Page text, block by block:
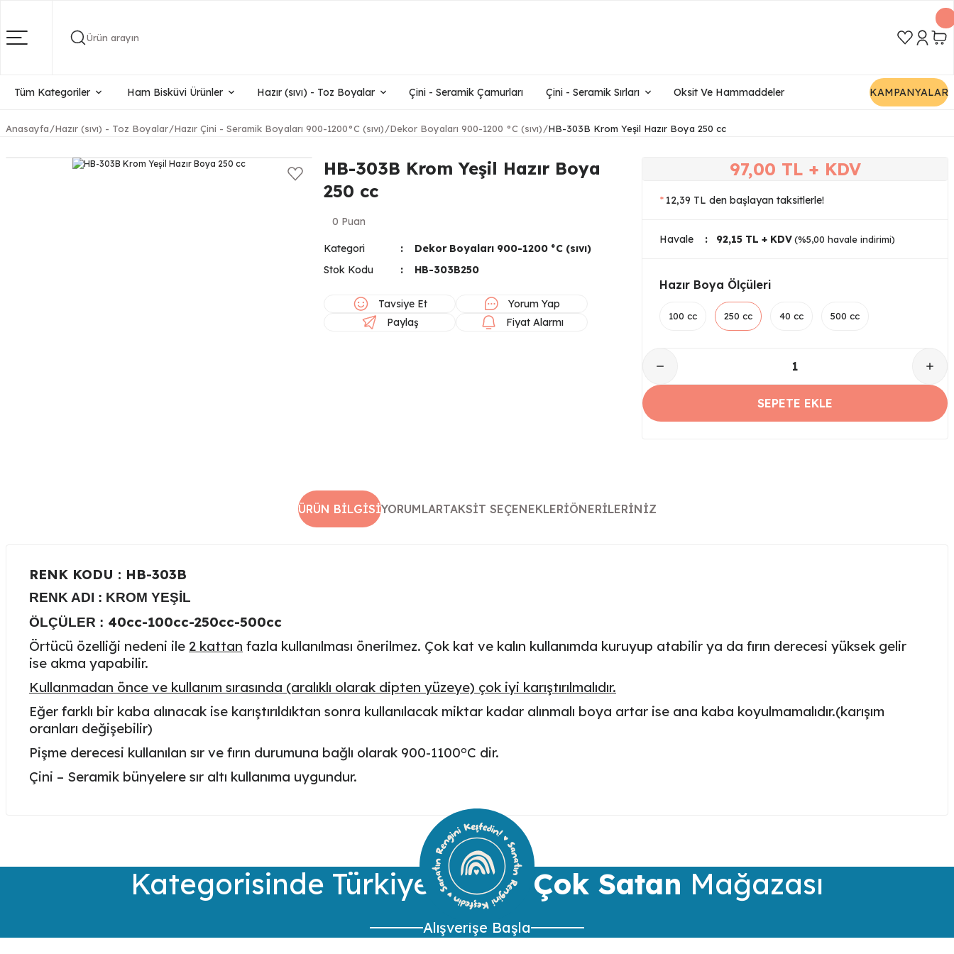
Ürün arayın
Tüm Kategoriler Ham Bisküvi Ürünler Hazır (sıvı) - Toz Boyalar Çini - Seramik Çamurları Çini - Seramik Sırları Oksit Ve Hammaddeler KAMPANYALAR
Anasayfa Hazır (sıvı) - Toz Boyalar Hazır Çini - Seramik Boyaları 900-1200°C (sıvı) Dekor Boyaları 900-1200 °C (sıvı) HB-303B Krom Yeşil Hazır Boya 250 cc
HB-303B Krom Yeşil Hazır Boya
250 cc
0 Puan
Kategori
Dekor Boyaları 900-1200 °C (sıvı)
Stok Kodu
HB-303B250
Tavsiye Et
Yorum Yap
Paylaş
Fiyat Alarmı
97,00 TL + KDV
* 12,39 TL den başlayan taksitlerle!
Havale 92,15 TL + KDV (%5,00 havale indirimi)
Hazır Boya Ölçüleri
100 cc 250 cc 40 cc 500 cc
SEPETE EKLE
ÜRÜN BILGISIYORUMLARTAKSIT SEÇENEKLERIÖNERILERINIZ
RENK KODU : HB-303B
RENK ADI : KROM YEŞİL
ÖLÇÜLER : 40cc-100cc-250cc-500cc
Örtücü özelliği nedeni ile 2 kattan fazla kullanılması önerilmez. Çok kat ve kalın kullanımda kuruyup atabilir ya da fırın derecesi yüksek gelir
ise akma yapabilir.
Kullanmadan önce ve kullanım sırasında (aralıklı olarak dipten yüzeye) çok iyi karıştırılmalıdır.
Eğer farklı bir kaba alınacak ise karıştırıldıktan sonra kullanılacak miktar kadar alınmalı boya artar ise ana kaba koyulmamalıdır.(karışım
oranları değişebilir)
Pişme derecesi kullanılan sır ve fırın durumuna bağlı olarak 900-1100oC dir.
Çini – Seramik bünyelere sır altı kullanıma uygundur.
Bu ürüne ilk yorumu siz yapın!
Yorum Yaz
Ürün açıklamasında eksik bilgiler bulunuyor.
Kategorisinde Türkiye’ninEn Çok Satan Mağazası
Alışverişe Başla